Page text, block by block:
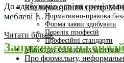
Кваліфікаційний центр
Нормативно-правова
Форма заяви здобувача
Перелік професій
Професійні стандарти
Майстри сервісних центрів
Про формальну,
До здобувачів освіти
меблеві […]
Читати більше
Запрошуємо на